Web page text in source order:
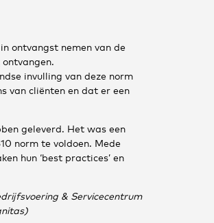
ontvangst nemen van de
ontvangen.
invulling van deze norm
van cliënten en dat er een
geleverd. Het was een
norm te voldoen. Mede
hun ‘best practices’ en
& Servicecentrum